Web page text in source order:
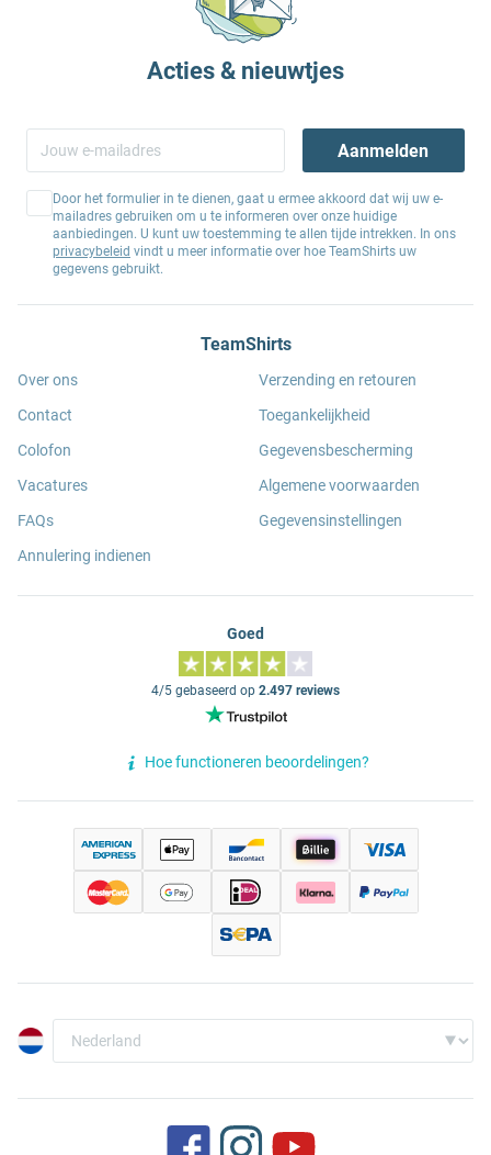
Acties & nieuwtjes
Aanmelden
Door het formulier in te dienen, gaat u ermee akkoord dat wij uw e-
mailadres gebruiken om u te informeren over onze huidige
aanbiedingen. U kunt uw toestemming te allen tijde intrekken. In ons
privacybeleid vindt u meer informatie over hoe TeamShirts uw
gegevens gebruikt.
TeamShirts
Over ons
Contact
Colofon
Vacatures
FAQs
Annulering indienen
Verzending en retouren
Toegankelijkheid
Gegevensbescherming
Algemene voorwaarden
Gegevensinstellingen
Goed
4/5 gebaseerd op 2.497 reviews
Hoe functioneren beoordelingen?